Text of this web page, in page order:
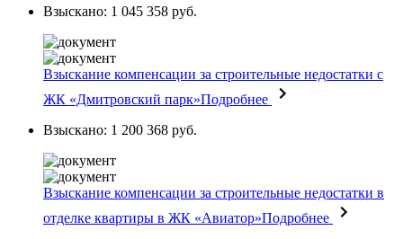
Взыскано: 1 045 358 руб.
Взыскание компенсации за строительные недостатки с
ЖК «Дмитровский парк»Подробнее
Взыскано: 1 200 368 руб.
Взыскание компенсации за строительные недостатки в
отделке квартиры в ЖК «Авиатор»Подробнее